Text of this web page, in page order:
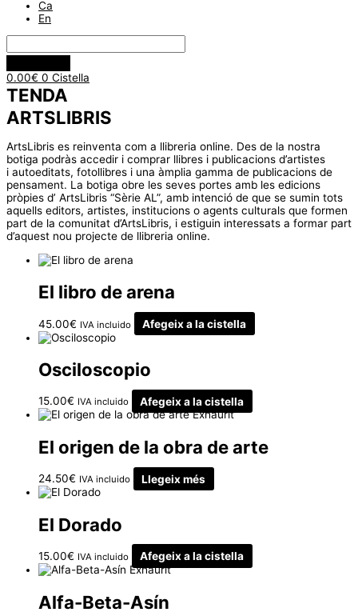
Ca
En
0.00€ 0 Cistella
TENDA
ARTSLIBRIS
ArtsLibris es reinventa com a llibreria online. Des de la nostra
botiga podràs accedir i comprar llibres i publicacions d’artistes
i autoeditats, fotollibres i una àmplia gamma de publicacions de
pensament. La botiga obre les seves portes amb les edicions
pròpies d’ ArtsLibris “Sèrie AL”, amb intenció de que se sumin tots
aquells editors, artistes, institucions o agents culturals que formen
part de la comunitat d’ArtsLibris, i estiguin interessats a formar part
d’aquest nou projecte de llibreria online.
El libro de arena
45.00€ IVA incluido Afegeix a la cistella
Osciloscopio
15.00€ IVA incluido
Afegeix a la cistella
Exhaurit
El origen de la obra de arte
24.50€ IVA incluido Llegeix més
El Dorado
15.00€ IVA incluido
Afegeix a la cistella
Exhaurit
Alfa-Beta-Asín